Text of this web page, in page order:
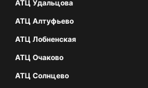
АТЦ Удальцова
АТЦ Алтуфьево
АТЦ Лобненская
АТЦ Очаково
АТЦ Солнцево